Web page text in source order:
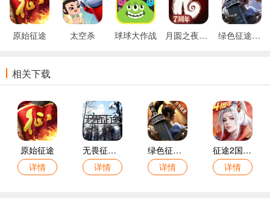
原始征途 太空杀 球球大作战 月圆之夜游戏 绿色征途游戏
相关下载
原始征途
详情
无畏征途抗美援朝手机版
详情
绿色征途怀手游老版安卓版
详情
征途2国际服安卓版
详情